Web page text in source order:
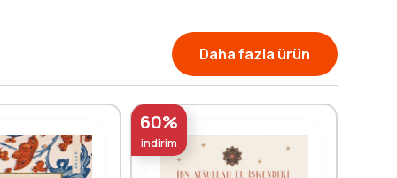
Daha fazla ürün
60%
indirim